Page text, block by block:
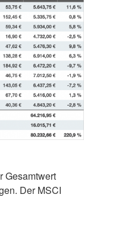
Gesamtwert
Der MSCI